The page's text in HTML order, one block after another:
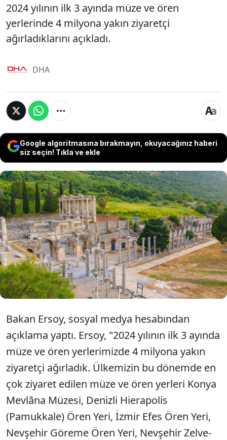
2024 yılının ilk 3 ayında müze ve ören
yerlerinde 4 milyona yakın ziyaretçi
ağırladıklarını açıkladı.
DHA
Google algoritmasına bırakmayın, okuyacağınız haberi
siz seçin! Tıkla ve ekle
Kültür ve Turizm Bakanı Mehmet Nuri
Ersoy, 2024 yılının ilk 3 ayında müze ve
ören yerlerinde 4 milyona yakın ziyaretçi
ağırladıklarını açıkladı.
Bakan Ersoy, sosyal medya hesabından
açıklama yaptı. Ersoy, "2024 yılının ilk 3 ayında
müze ve ören yerlerimizde 4 milyona yakın
ziyaretçi ağırladık. Ülkemizin bu dönemde en
çok ziyaret edilen müze ve ören yerleri Konya
Mevlâna Müzesi, Denizli Hierapolis
(Pamukkale) Ören Yeri, İzmir Efes Ören Yeri,
Nevşehir Göreme Ören Yeri, Nevşehir Zelve-